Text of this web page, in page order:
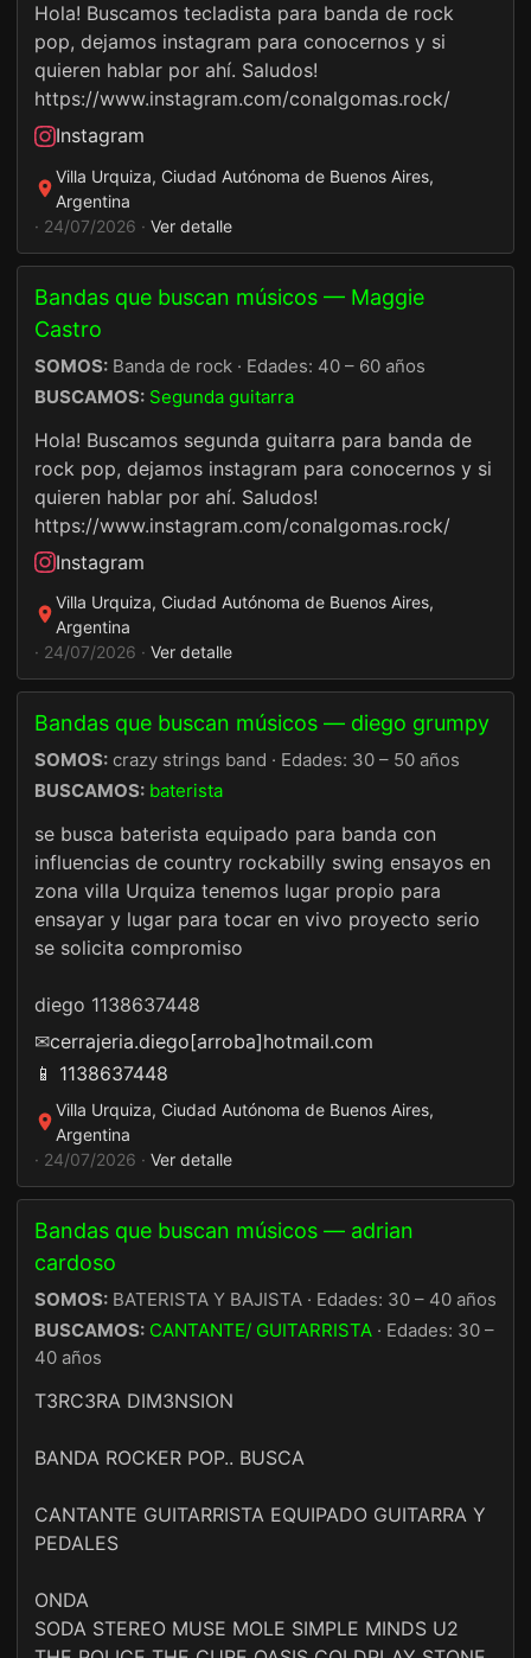
Hola! Buscamos tecladista para banda de rock
pop, dejamos instagram para conocernos y si
quieren hablar por ahí. Saludos!
https://www.instagram.com/conalgomas.rock/
Instagram
Villa Urquiza, Ciudad Autónoma de Buenos Aires,
Argentina
· 24/07/2026 · Ver detalle
Bandas que buscan músicos — Maggie
Castro
SOMOS: Banda de rock · Edades: 40 – 60 años
BUSCAMOS: Segunda guitarra
Hola! Buscamos segunda guitarra para banda de
rock pop, dejamos instagram para conocernos y si
quieren hablar por ahí. Saludos!
https://www.instagram.com/conalgomas.rock/
Instagram
Villa Urquiza, Ciudad Autónoma de Buenos Aires,
Argentina
· 24/07/2026 · Ver detalle
Bandas que buscan músicos — diego grumpy
SOMOS: crazy strings band · Edades: 30 – 50 años
BUSCAMOS: baterista
se busca baterista equipado para banda con
influencias de country rockabilly swing ensayos en
zona villa Urquiza tenemos lugar propio para
ensayar y lugar para tocar en vivo proyecto serio
se solicita compromiso
diego 1138637448
✉cerrajeria.diego[arroba]hotmail.com
📱 1138637448
Villa Urquiza, Ciudad Autónoma de Buenos Aires,
Argentina
· 24/07/2026 · Ver detalle
Bandas que buscan músicos — adrian
cardoso
SOMOS: BATERISTA Y BAJISTA · Edades: 30 – 40 años
BUSCAMOS: CANTANTE/ GUITARRISTA · Edades: 30 –
40 años
T3RC3RA DIM3NSION
BANDA ROCKER POP.. BUSCA
CANTANTE GUITARRISTA EQUIPADO GUITARRA Y
PEDALES
ONDA
SODA STEREO MUSE MOLE SIMPLE MINDS U2